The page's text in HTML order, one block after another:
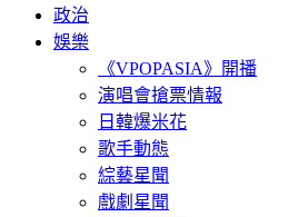
政治
娛樂
《VPOPASIA》開播
演唱會搶票情報
日韓爆米花
歌手動態
綜藝星聞
戲劇星聞